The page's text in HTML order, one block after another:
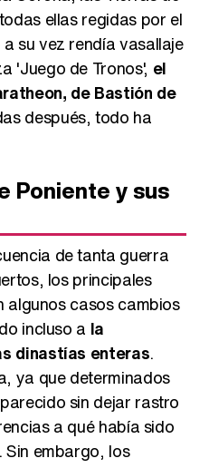
ellas regidas por el
su vez rendía vasallaje
'Juego de Tronos', el
de Bastión de
después, todo ha
Poniente y sus
de tanta guerra
los principales
algunos casos cambios
incluso a la
dinastías enteras.
ya que determinados
sin dejar rastro
a qué había sido
Sin embargo, los